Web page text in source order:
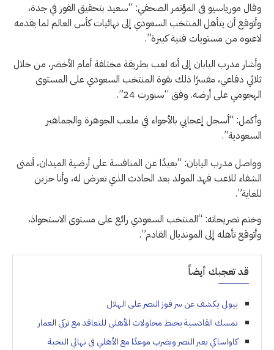
وقال مورياسيو في المؤتمر الصحفي: “سعيد بتحقيق الفوز في جدة،
وأتوقع أن يتأهل المنتخب السعودي إلى نهائيات كأس العالم لما يقدمه
لاعبوه من مستويات فنية كبيرة”.
وأشار مدرب اليابان إلى أنه لعب بطريقة مختلفة أمام الأخضر، من خلال
ثلاثي دفاعي، مفسرًا ذلك بقوة المنتخب السعودي على المستوى
الهجومي على أرضه. وفق “سبورت 24”.
وأكمل: “أسجل إعجابي بالأجواء في ملعب الجوهرة والجماهير
السعودية”.
وواصل مدرب اليابان: “بعيدًا عن المنافسة على أرضية الميدان، أتمنى
الشفاء للاعب فهد المولد بعد الحادث الذي تعرض له، وأنا حزين
للغاية”.
وختم تصريحاته: “المنتخب السعودي رائع على مستوى الاستحواذ،
وأتوقع تأهله إلى المونديال القادم”.
قد تعجبك أيضاً
بيولي يكشف عن سر فوز النصر على الهلال
تمسك القادسية يحبط محاولات الأهلي للتعاقد مع تركي العمار
كاواساكي يعبر النصر ويضرب موعدًا مع الأهلي في نهائي النخبة